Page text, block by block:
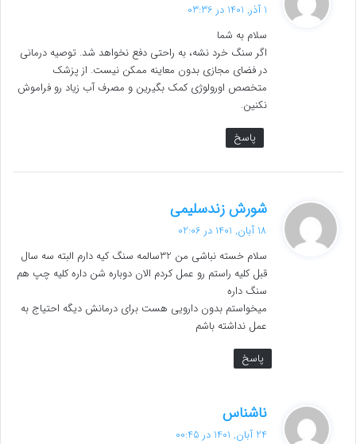
ت
:
1 آذر, 1401 در 03:36
سلام به شما
اگر سنگ خرد نشه، به راحتی دفع نخواهد شد. توصیه درمانی
در فضای مجازی بدون معاینه ممکن نیست. از پزشک
متخصص اورولوژی کمک بگیرین و مصرف آب زیاد رو فراموش
نکنین.
پاسخ
شورش زندسلیمی
:
18 آبان, 1401 در 02:06
سلام خسته نباشی من 32سالمه سنگ کیه دارم البته سه سال
قبل کلیه راستم رو عمل کردم الان دوباره شن داره کلیه چپ هم
سنگ داره
میخواستم بدون دارویی هست برای درمانش دیگه احتیاج به
عمل نداشته باشم
پاسخ
ناشناس
ف
24 آبان, 1401 در 00:45